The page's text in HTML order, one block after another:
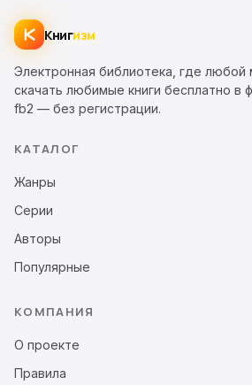
Книгизм
Электронная библиотека, где любой
скачать любимые книги бесплатно в
fb2 — без регистрации.
КАТАЛОГ
Жанры
Серии
Авторы
Популярные
КОМПАНИЯ
О проекте
Правила